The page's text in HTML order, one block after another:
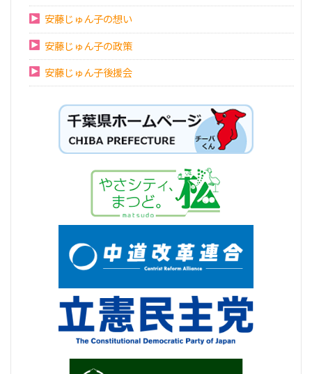
安藤じゅん子の想い
安藤じゅん子の政策
安藤じゅん子後援会